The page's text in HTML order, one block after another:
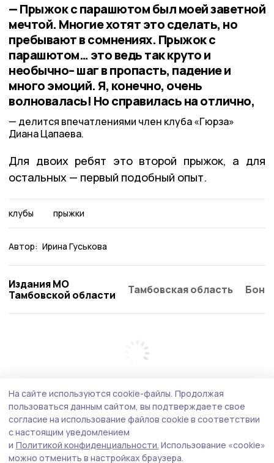
— Прыжок с парашютом был моей заветной
мечтой. Многие хотят это сделать, но
пребывают в сомнениях. Прыжок с
парашютом… это ведь так круто и
необычно– шаг в пропасть, падение и
много эмоций. Я, конечно, очень
волновалась! Но справилась на отлично,
делится впечатлениями член клуба «Гюрза»
Диана Цапаева.
Для двоих ребят это второй прыжок, а для
остальных — первый подобный опыт.
клубы прыжки
Автор: Ирина Гуськова
Издания МО
Тамбовской области
Тамбовская область
На сайте используются cookie-файлы. Продолжая
пользоваться данным сайтом, вы подтверждаете свое
согласие на использование файлов cookie в соответствии
с настоящим уведомлением
и Политикой конфиденциальности. Использование «cookie»
можно отменить в настройках браузера.